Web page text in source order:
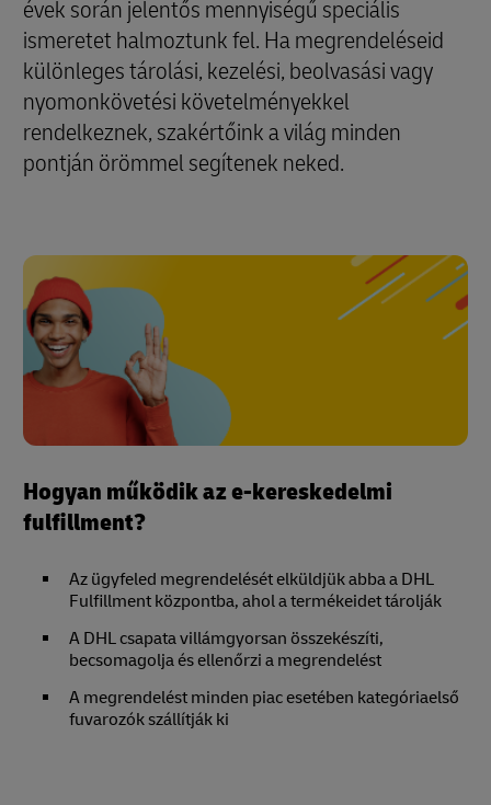
évek során jelentős mennyiségű speciális
ismeretet halmoztunk fel. Ha megrendeléseid
különleges tárolási, kezelési, beolvasási vagy
nyomonkövetési követelményekkel
rendelkeznek, szakértőink a világ minden
pontján örömmel segítenek neked.
Hogyan működik az e-kereskedelmi
fulfillment?
Az ügyfeled megrendelését elküldjük abba a DHL
Fulfillment központba, ahol a termékeidet tárolják
A DHL csapata villámgyorsan összekészíti,
becsomagolja és ellenőrzi a megrendelést
A megrendelést minden piac esetében kategóriaelső
fuvarozók szállítják ki